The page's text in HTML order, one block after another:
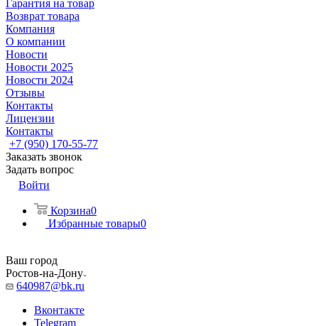
Гарантия на товар
Возврат товара
Компания
О компании
Новости
Новости 2025
Новости 2024
Отзывы
Контакты
Лицензии
Контакты
+7 (950) 170-55-77
Заказать звонок
Задать вопрос
Войти
Корзина0
Избранные товары0
Ваш город
Ростов-на-Дону
640987@bk.ru
Вконтакте
Telegram